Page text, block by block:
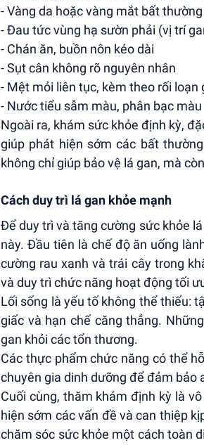
- Vàng da hoặc vàng mắt bất thường
- Đau tức vùng hạ sườn phải (vị trí
- Chán ăn, buồn nôn kéo dài
- Sụt cân không rõ nguyên nhân
- Mệt mỏi liên tục, kèm theo rối loạn
- Nước tiểu sẫm màu, phân bạc màu
Ngoài ra, khám sức khỏe định kỳ,
giúp phát hiện sớm các bất
không chỉ giúp bảo vệ lá gan, mà
Cách duy trì lá gan khỏe mạnh
Để duy trì và tăng cường sức khỏe
này. Đầu tiên là chế độ ăn uống
cường rau xanh và trái cây trong
và duy trì chức năng hoạt động tối
Lối sống là yếu tố không thể thiếu:
giấc và hạn chế căng thẳng.
gan khỏi các tổn thương.
Các thực phẩm chức năng có thể
chuyên gia dinh dưỡng để đảm bảo
Cuối cùng, thăm khám định kỳ là
hiện sớm các vấn đề và can thiệp
chăm sóc sức khỏe một cách toàn